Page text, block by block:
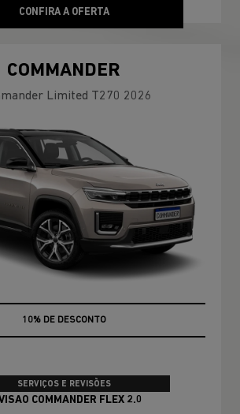
CONFIRA A OFERTA
COMMANDER
Limited T270 2026
MÃO DE OBRA
SERVIÇOS E REVISÕES
COMMANDER FLEX 2.0